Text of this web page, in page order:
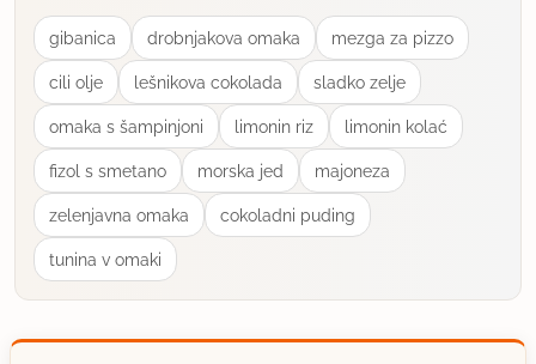
gibanica drobnjakova omaka mezga za pizzo
cili olje lešnikova cokolada sladko zelje
omaka s šampinjoni limonin riz limonin kolać
fizol s smetano morska jed majoneza
zelenjavna omaka cokoladni puding
tunina v omaki